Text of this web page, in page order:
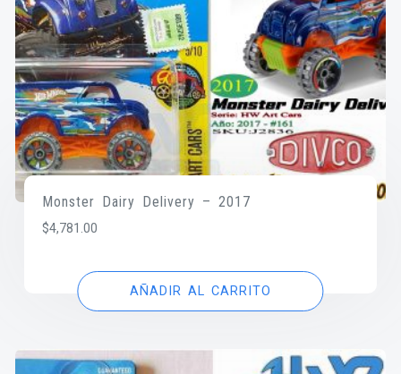
Monster Dairy Delivery – 2017
$4,781.00
AÑADIR AL CARRITO